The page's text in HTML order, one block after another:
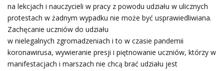
na lekcjach i nauczycieli w pracy z powodu udziału w ulicznych
protestach w żadnym wypadku nie może być usprawiedliwiana.
Zachęcanie uczniów do udziału
w nielegalnych zgromadzeniach i to w czasie pandemii
koronawirusa, wywieranie presji i piętnowanie uczniów, którzy w
manifestacjach i marszach nie chcą brać udziału jest